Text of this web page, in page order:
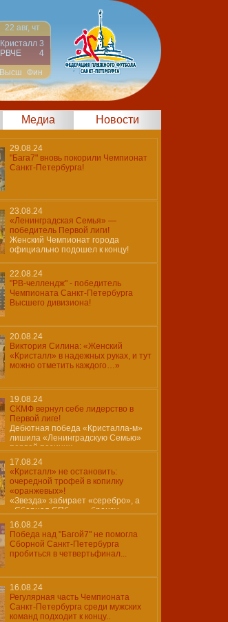
22 авг, чт
Кристалл 3
РВЧЕ
4
Высш Фин
Медиа Новости
29.08.24
"Бага7" вновь покорили Чемпионат
Санкт-Петербурга!
23.08.24
«Ленинградская Семья» —
победитель Первой лиги!
Женский Чемпионат города
официально подошел к концу!
22.08.24
"РВ-челлендж" - победитель
Чемпионата Санкт-Петербурга
Высшего дивизиона!
20.08.24
Виктория Силина: «Женский
«Кристалл» в надежных руках, и тут
можно отметить каждого…»
19.08.24
СКМФ вернул себе лидерство в
Первой лиге!
Дебютная победа «Кристалла-м»
лишила «Ленинградскую Семью»
первой позиции…
17.08.24
«Кристалл» не остановить:
очередной трофей в копилку
«оранжевых»!
«Звезда» забирает «серебро», а
«Сборная СПб» — «бронзу»
16.08.24
Победа над "Багой7" не помогла
Сборной Санкт-Петербурга
пробиться в четвертьфинал...
16.08.24
Регулярная часть Чемпионата
Санкт-Петербурга среди мужских
команд подходит к концу..